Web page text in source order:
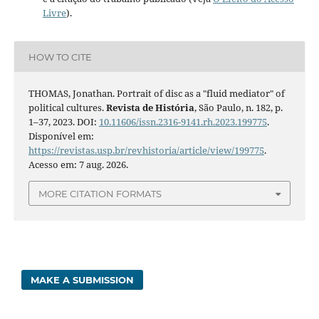
Livre).
HOW TO CITE
THOMAS, Jonathan. Portrait of disc as a "fluid mediator" of
political cultures.Revista de História, São Paulo, n. 182, p.
1–37, 2023. DOI: 10.11606/issn.2316-9141.rh.2023.199775.
Disponível em:
https://revistas.usp.br/revhistoria/article/view/199775.
Acesso em: 7 aug. 2026.
MORE CITATION FORMATS
MAKE A SUBMISSION